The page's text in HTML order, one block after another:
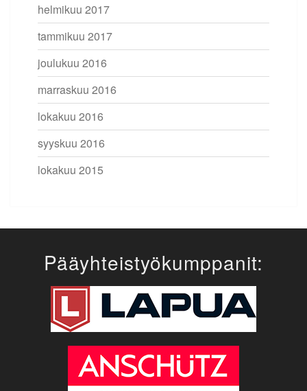
helmikuu 2017
tammikuu 2017
joulukuu 2016
marraskuu 2016
lokakuu 2016
syyskuu 2016
lokakuu 2015
Pääyhteistyökumppanit: